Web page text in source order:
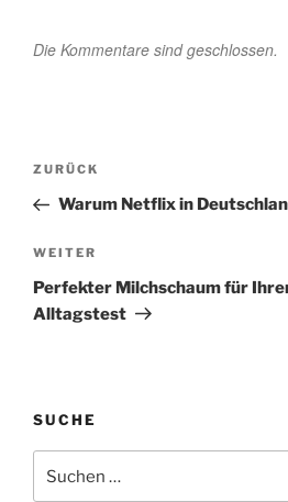
Die Kommentare sind geschlossen.
Beitragsnavigation
Vorheriger
Beitrag
ZURÜCK
Warum Netflix in
Nächster
Beitrag
WEITER
Perfekter Milchschaum für
Alltagstest
SUCHE
nach: